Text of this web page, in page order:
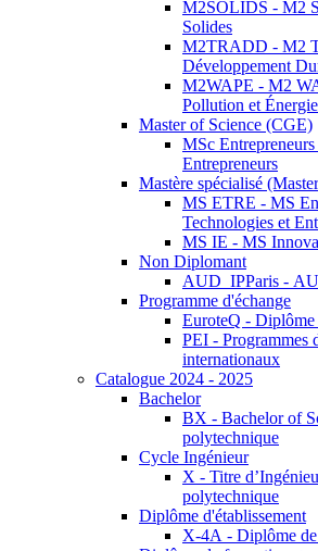
M2SOLIDS - M2
Solides
M2TRADD - M2
Développement
M2WAPE - M2
Pollution et
Master of Science (CGE)
MSc
Entrepreneurs
Mastère spécialisé
MS ETRE - MS
Technologies et
MS IE - MS
Non Diplomant
AUD_IPParis -
Programme d'échange
EuroteQ - Diplôme
PEI - Programmes
internationaux
Catalogue 2024 - 2025
Bachelor
BX - Bachelor of
polytechnique
Cycle Ingénieur
X - Titre
polytechnique
Diplôme d'établissement
X-4A - Diplôme